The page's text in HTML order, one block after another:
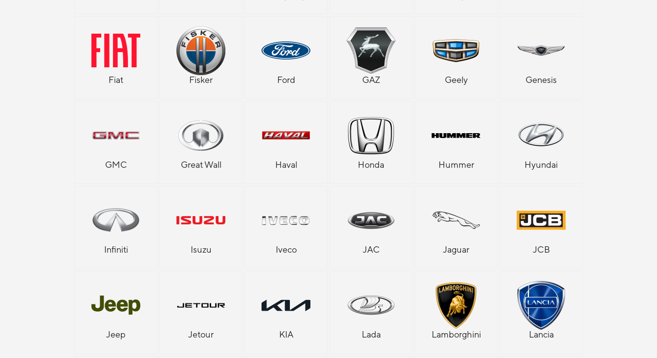
Fiat Fisker Ford GAZ Geely Genesis
GMC Great Wall Haval Honda Hummer Hyundai
Infiniti Isuzu Iveco JAC Jaguar JCB
Jeep Jetour KIA Lada Lamborghini Lancia